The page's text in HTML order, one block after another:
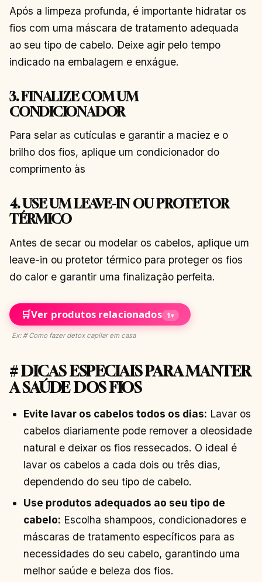
Após a limpeza profunda, é importante hidratar os
fios com uma máscara de tratamento adequada
ao seu tipo de cabelo. Deixe agir pelo tempo
indicado na embalagem e enxágue.
3. FINALIZE COM UM
CONDICIONADOR
Para selar as cutículas e garantir a maciez e o
brilho dos fios, aplique um condicionador do
comprimento às
4. USE UM LEAVE-IN OU PROTETOR
TÉRMICO
Antes de secar ou modelar os cabelos, aplique um
leave-in ou protetor térmico para proteger os fios
do calor e garantir uma finalização perfeita.
🛒Ver produtos relacionados 1▾
Ex: # Como fazer detox capilar em casa
# DICAS ESPECIAIS PARA MANTER
A SAÚDE DOS FIOS
Evite lavar os cabelos todos os dias: Lavar os
cabelos diariamente pode remover a oleosidade
natural e deixar os fios ressecados. O ideal é
lavar os cabelos a cada dois ou três dias,
dependendo do seu tipo de cabelo.
Use produtos adequados ao seu tipo de
cabelo: Escolha shampoos, condicionadores e
máscaras de tratamento específicos para as
necessidades do seu cabelo, garantindo uma
melhor saúde e beleza dos fios.